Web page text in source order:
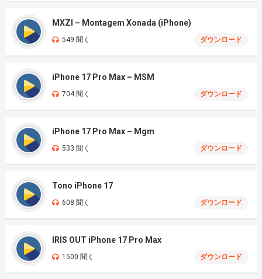
MXZI – Montagem Xonada (iPhone)
549 聞く ダウンロード
iPhone 17 Pro Max – MSM
704 聞く ダウンロード
iPhone 17 Pro Max – Mgm
533 聞く ダウンロード
Tono iPhone 17
608 聞く ダウンロード
IRIS OUT iPhone 17 Pro Max
1500 聞く ダウンロード